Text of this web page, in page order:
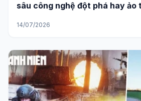
sâu công nghệ đột phá hay ảo
14/07/2026